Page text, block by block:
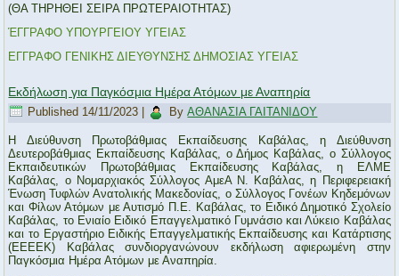
(ΘΑ ΤΗΡΗΘΕΙ ΣΕΙΡΑ ΠΡΩΤΕΡΑΙΟΤΗΤΑΣ)
ΈΓΓΡΑΦΟ ΥΠΟΥΡΓΕΙΟΥ ΥΓΕΙΑΣ
ΕΓΓΡΑΦΟ ΓΕΝΙΚΗΣ ΔΙΕΥΘΥΝΣΗΣ ΔΗΜΟΣΙΑΣ ΥΓΕΙΑΣ
Εκδήλωση για Παγκόσμια Ημέρα Ατόμων με Αναπηρία
Published 14/11/2023 By ΑΘΑΝΑΣΙΑ ΓΑΙΤΑΝΙΔΟΥ
Η Διεύθυνση Πρωτοβάθμιας Εκπαίδευσης Καβάλας, η Διεύθυνση
Δευτεροβάθμιας Εκπαίδευσης Καβάλας, ο Δήμος Καβάλας, ο Σύλλογος
Εκπαιδευτικών Πρωτοβάθμιας Εκπαίδευσης Καβάλας, η ΕΛΜΕ
Καβάλας, ο Νομαρχιακός Σύλλογος ΑμεΑ Ν. Καβάλας, η Περιφερειακή
Ένωση Τυφλών Ανατολικής Μακεδονίας, ο Σύλλογος Γονέων Κηδεμόνων
και Φίλων Ατόμων με Αυτισμό Π.Ε. Καβάλας, το Ειδικό Δημοτικό Σχολείο
Καβάλας, το Ενιαίο Ειδικό Επαγγελματικό Γυμνάσιο και Λύκειο Καβάλας
και το Εργαστήριο Ειδικής Επαγγελματικής Εκπαίδευσης και Κατάρτισης
(ΕΕΕΕΚ) Καβάλας συνδιοργανώνουν εκδήλωση αφιερωμένη στην
Παγκόσμια Ημέρα Ατόμων με Αναπηρία.